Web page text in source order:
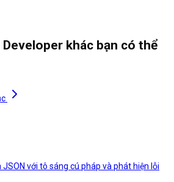
khác bạn có thể
với tô sáng cú pháp và phát hiện lỗi